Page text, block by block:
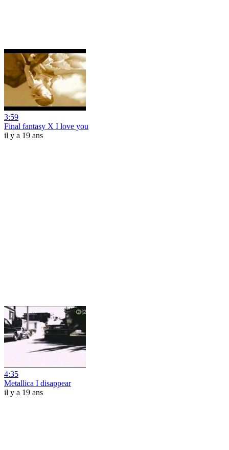
3:59
Final fantasy X I love you
il y a 19 ans
4:35
Metallica I disappear
il y a 19 ans